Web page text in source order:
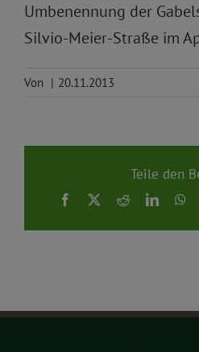
Umbenennung der
Silvio-Meier-Straße im
Von | 20.11.2013
Teile den
Facebook
X RedditLinkedIn